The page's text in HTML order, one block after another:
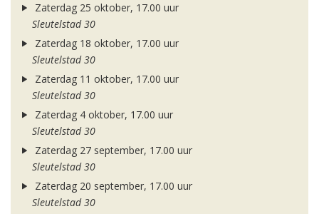
Zaterdag 25 oktober, 17.00 uur
Sleutelstad 30
Zaterdag 18 oktober, 17.00 uur
Sleutelstad 30
Zaterdag 11 oktober, 17.00 uur
Sleutelstad 30
Zaterdag 4 oktober, 17.00 uur
Sleutelstad 30
Zaterdag 27 september, 17.00 uur
Sleutelstad 30
Zaterdag 20 september, 17.00 uur
Sleutelstad 30